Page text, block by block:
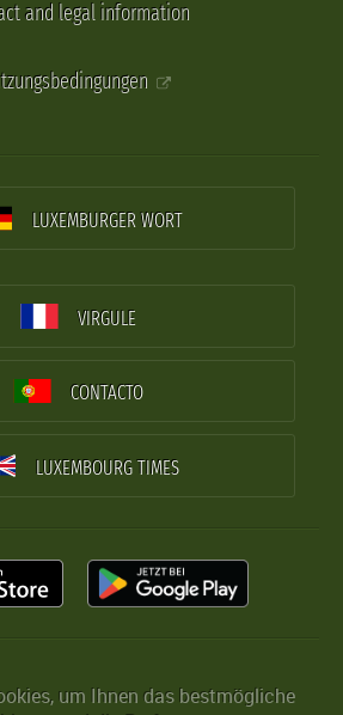
and legal information
LUXEMBURGER WORT
VIRGULE
CONTACTO
LUXEMBOURG TIMES
um Ihnen das bestmögliche